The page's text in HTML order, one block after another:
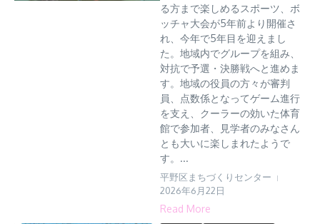
る方まで楽しめるスポーツ、ボ
ッチャ大会が5年前より開催さ
れ、今年で5年目を迎えまし
た。地域内でグループを組み、
対抗で予選・決勝戦へと進めま
す。地域の役員の方々が審判
員、点数係となってゲーム進行
を支え、クーラーの効いた体育
館で参加者、見学者のみなさん
とも大いに楽しまれたようで
す。...
平野区まちづくりセンター
2026年6月22日
Read More